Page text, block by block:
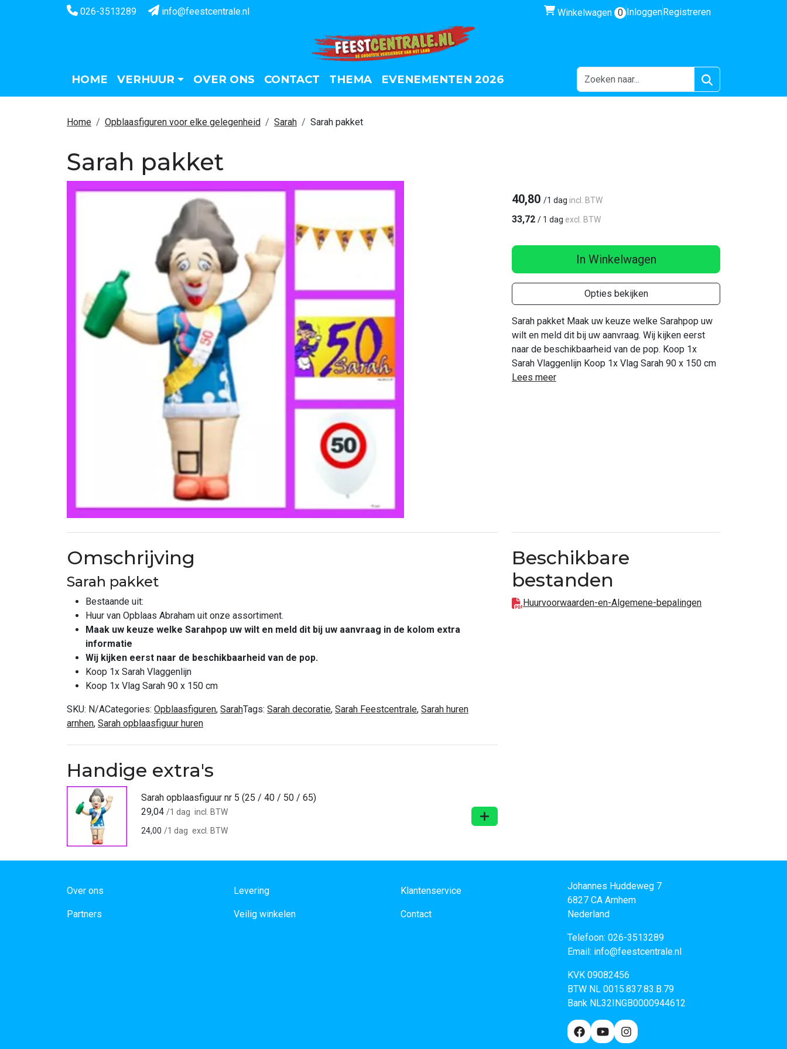
026-3513289 info@feestcentrale.nl winkelwagen
Winkelwagen 0 InloggenRegistreren
HOME VERHUUR OVER ONS CONTACT THEMA EVENEMENTEN 2026
Home Opblaasfiguren voor elke gelegenheid Sarah Sarah pakket
Sarah pakket
40,80 /1 dag incl. BTW
33,72 / 1 dag excl. BTW
In Winkelwagen
Opties bekijken
Sarah pakket Maak uw keuze welke Sarahpop uw
wilt en meld dit bij uw aanvraag. Wij kijken eerst
naar de beschikbaarheid van de pop. Koop 1x
Sarah Vlaggenlijn Koop 1x Vlag Sarah 90 x 150 cm
Lees meer
Omschrijving
Sarah pakket
Bestaande uit:
Huur van Opblaas Abraham uit onze assortiment.
Maak uw keuze welke Sarahpop uw wilt en meld dit bij uw aanvraag in de kolom extra
informatie
Wij kijken eerst naar de beschikbaarheid van de pop.
Koop 1x Sarah Vlaggenlijn
Koop 1x Vlag Sarah 90 x 150 cm
SKU: N/ACategories: Opblaasfiguren, SarahTags: Sarah decoratie, Sarah Feestcentrale, Sarah huren
arnhen, Sarah opblaasfiguur huren
Handige extra's
Sarah opblaasfiguur nr 5 (25 / 40 / 50 / 65)
29,04 /1 dag incl. BTW
24,00 /1 dag excl. BTW
In Winkelwagen
Beschikbare
bestanden
Huurvoorwaarden-en-Algemene-bepalingen
Over ons
Partners
Levering
Veilig winkelen
Klantenservice
Contact
Johannes Huddeweg 7
6827 CA Arnhem
Nederland
Telefoon: 026-3513289
Email: info@feestcentrale.nl
KVK 09082456
BTW NL 0015.837.83.B.79
Bank NL32INGB0000944612